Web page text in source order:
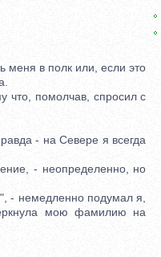
меня в полк или, если это
помолчав, спросил с
- на Севере я всегда
- неопределенно, но
- немедленно подумал я,
мою фамилию на